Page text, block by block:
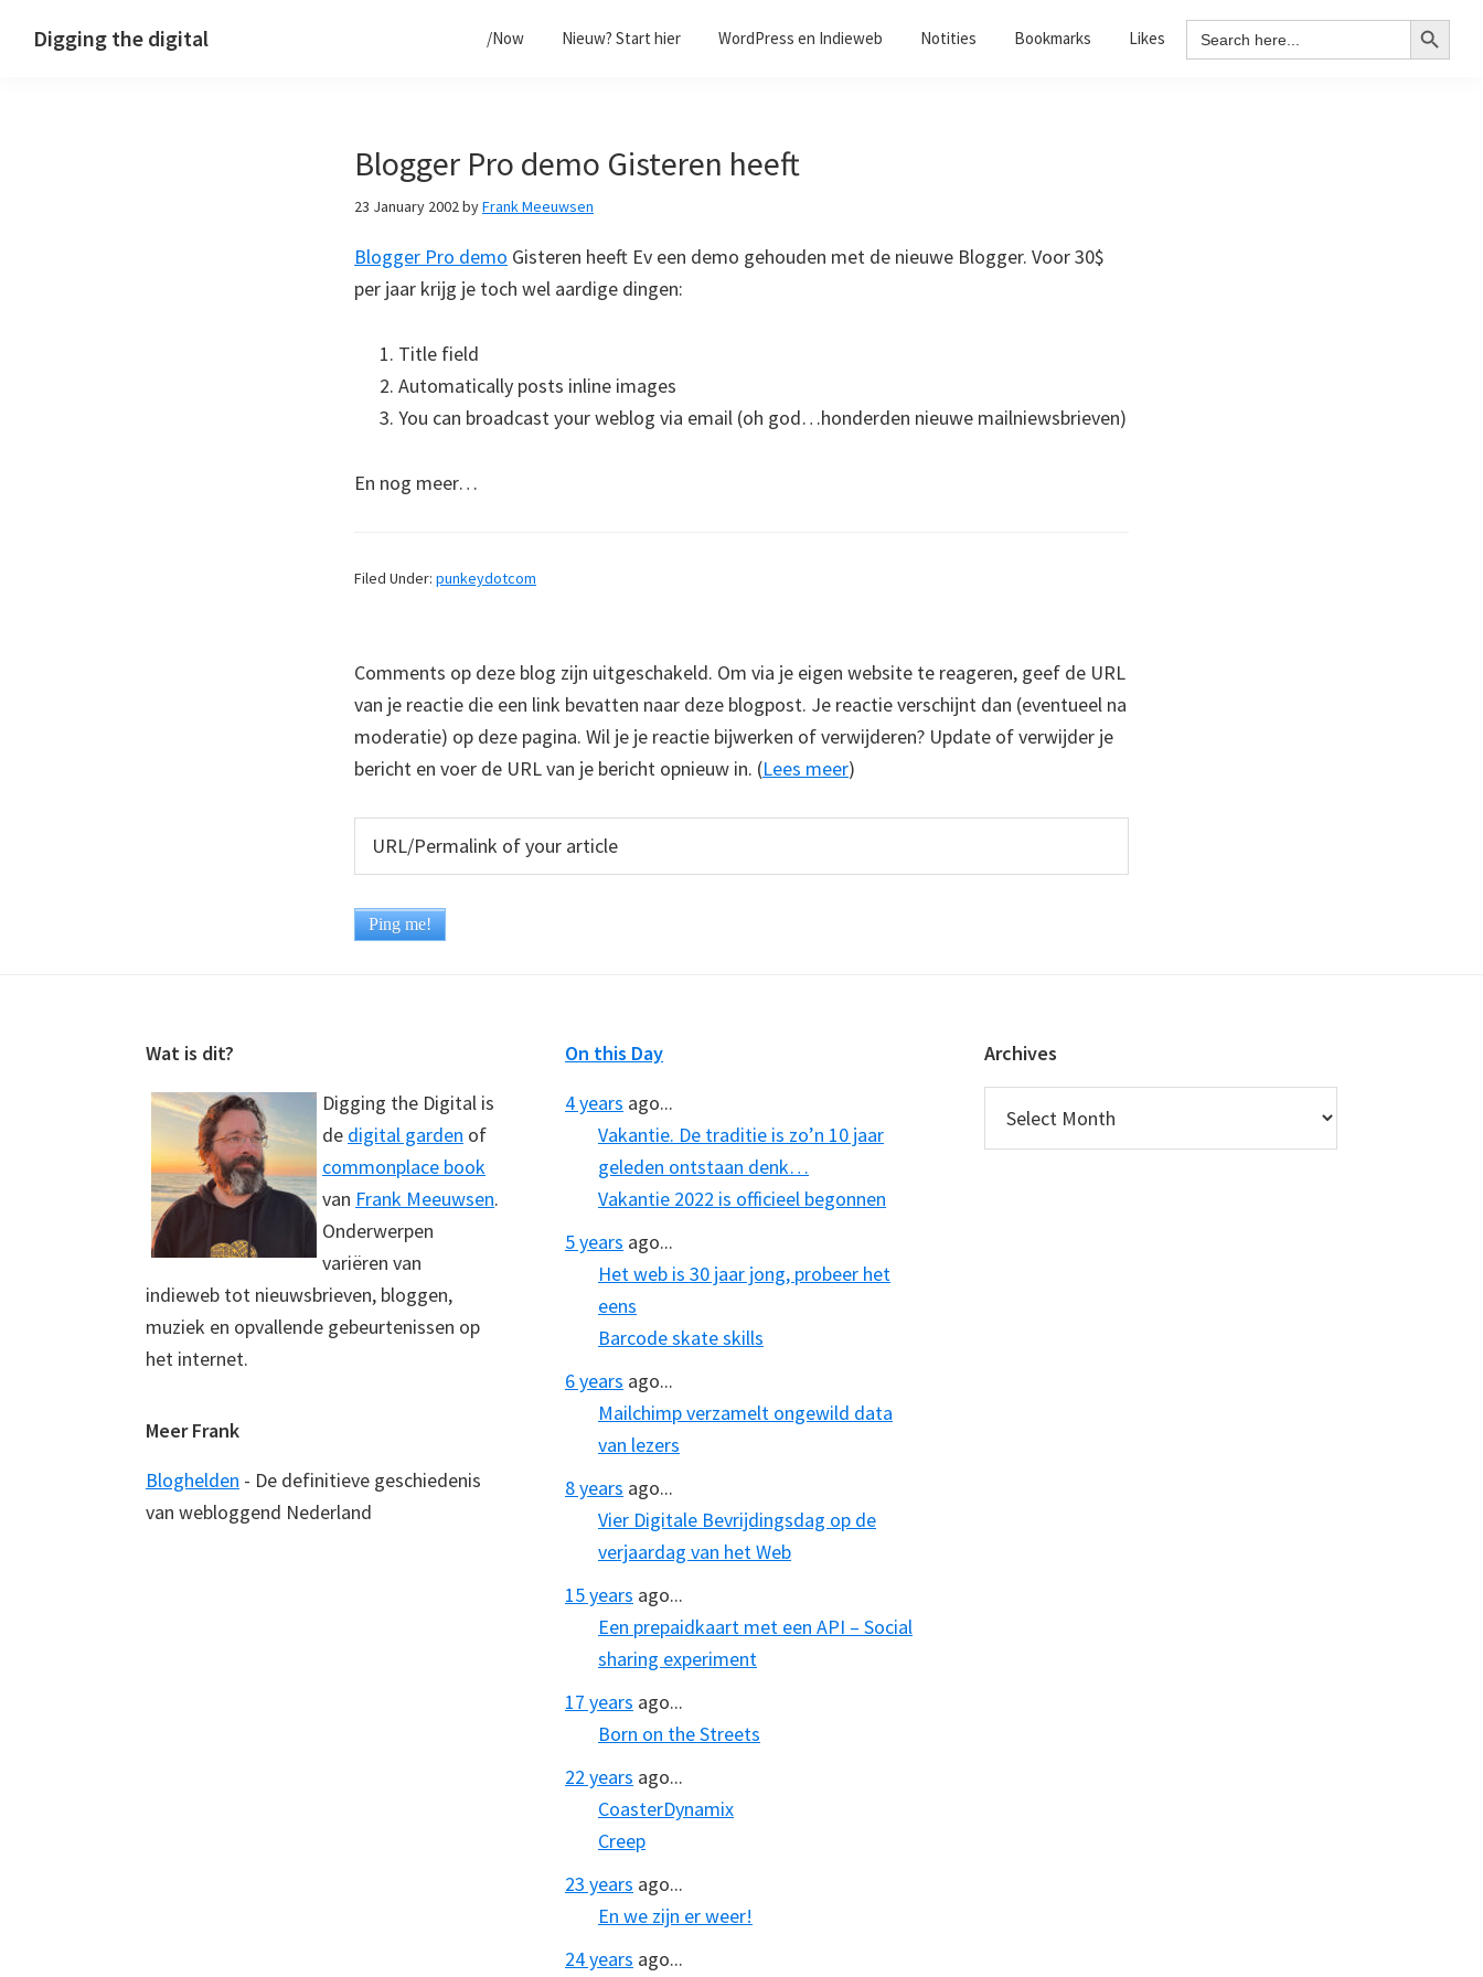
Digging the digital /Now Nieuw? Start hier WordPress en Indieweb Notities Bookmarks Likes Search
for:
Search Button
Blogger Pro demo Gisteren heeft
23 January 2002byFrank Meeuwsen
Blogger Pro demo Gisteren heeft Ev een demo gehouden met de nieuwe Blogger. Voor 30$
per jaar krijg je toch wel aardige dingen:
Title field
Automatically posts inline images
You can broadcast your weblog via email (oh god…honderden nieuwe mailniewsbrieven)
En nog meer…
Filed Under: punkeydotcom
Comments op deze blog zijn uitgeschakeld. Om via je eigen website te reageren, geef de URL
van je reactie die een link bevatten naar deze blogpost. Je reactie verschijnt dan (eventueel na
moderatie) op deze pagina. Wil je je reactie bijwerken of verwijderen? Update of verwijder je
bericht en voer de URL van je bericht opnieuw in. (Lees meer)
Wat is dit?
Digging the Digital is
de digital garden of
commonplace book
van Frank Meeuwsen.
Onderwerpen
variëren van
indieweb tot nieuwsbrieven, bloggen,
muziek en opvallende gebeurtenissen op
het internet.
Meer Frank
Bloghelden - De definitieve geschiedenis
van webloggend Nederland
On this Day
4 years ago...
Vakantie. De traditie is zo’n 10 jaar
geleden ontstaan denk…
Vakantie 2022 is officieel begonnen
5 years ago...
Het web is 30 jaar jong, probeer het
eens
Barcode skate skills
6 years ago...
Mailchimp verzamelt ongewild data
van lezers
8 years ago...
Vier Digitale Bevrijdingsdag op de
verjaardag van het Web
15 years ago...
Een prepaidkaart met een API – Social
sharing experiment
17 years ago...
Born on the Streets
22 years ago...
CoasterDynamix
Creep
23 years ago...
En we zijn er weer!
24 years ago...
Archives